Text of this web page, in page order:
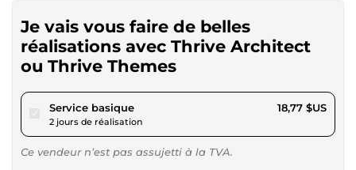
Je vais vous faire de belles
réalisations avec Thrive Architect
ou Thrive Themes
Service basiquepour 17,29 $US
2 jours de réalisation
18,77 $US
Ce vendeur n’est pas assujetti à la TVA.